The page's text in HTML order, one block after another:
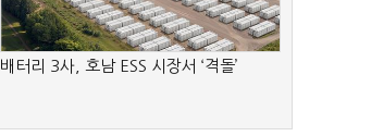
배터리 3사, 호남 ESS 시장서 ‘격돌’